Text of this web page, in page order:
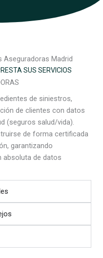
SUS SERVICIOS
de siniestros,
de clientes con datos
(seguros salud/vida).
de forma certificada
garantizando
absoluta de datos